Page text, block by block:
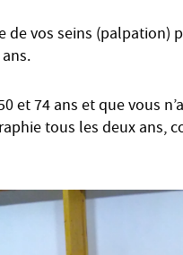
de vos seins
et 74 ans et que vous
tous les deux ans,